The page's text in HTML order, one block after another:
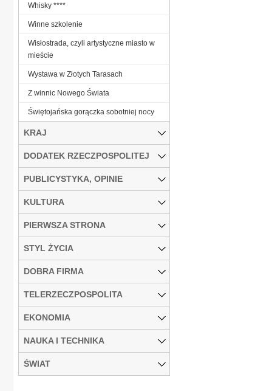
Whisky ****
Winne szkolenie
Wisłostrada, czyli artystyczne miasto w
mieście
Wystawa w Złotych Tarasach
Z winnic Nowego Świata
Świętojańska gorączka sobotniej nocy
KRAJ
DODATEK RZECZPOSPOLITEJ
PUBLICYSTYKA, OPINIE
KULTURA
PIERWSZA STRONA
STYL ŻYCIA
DOBRA FIRMA
TELERZECZPOSPOLITA
EKONOMIA
NAUKA I TECHNIKA
ŚWIAT